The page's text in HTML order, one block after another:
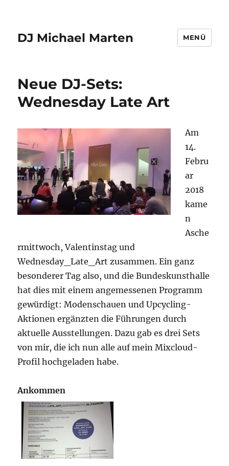
DJ Michael Marten MENÜ
Neue DJ-Sets:
Wednesday Late Art
Am
14.
Febru
ar
2018
kame
n
Asche
rmittwoch, Valentinstag und
Wednesday_Late_Art zusammen. Ein ganz
besonderer Tag also, und die Bundeskunsthalle
hat dies mit einem angemessenen Programm
gewürdigt: Modenschauen und Upcycling-
Aktionen ergänzten die Führungen durch
aktuelle Ausstellungen. Dazu gab es drei Sets
von mir, die ich nun alle auf mein Mixcloud-
Profil hochgeladen habe.
Ankommen